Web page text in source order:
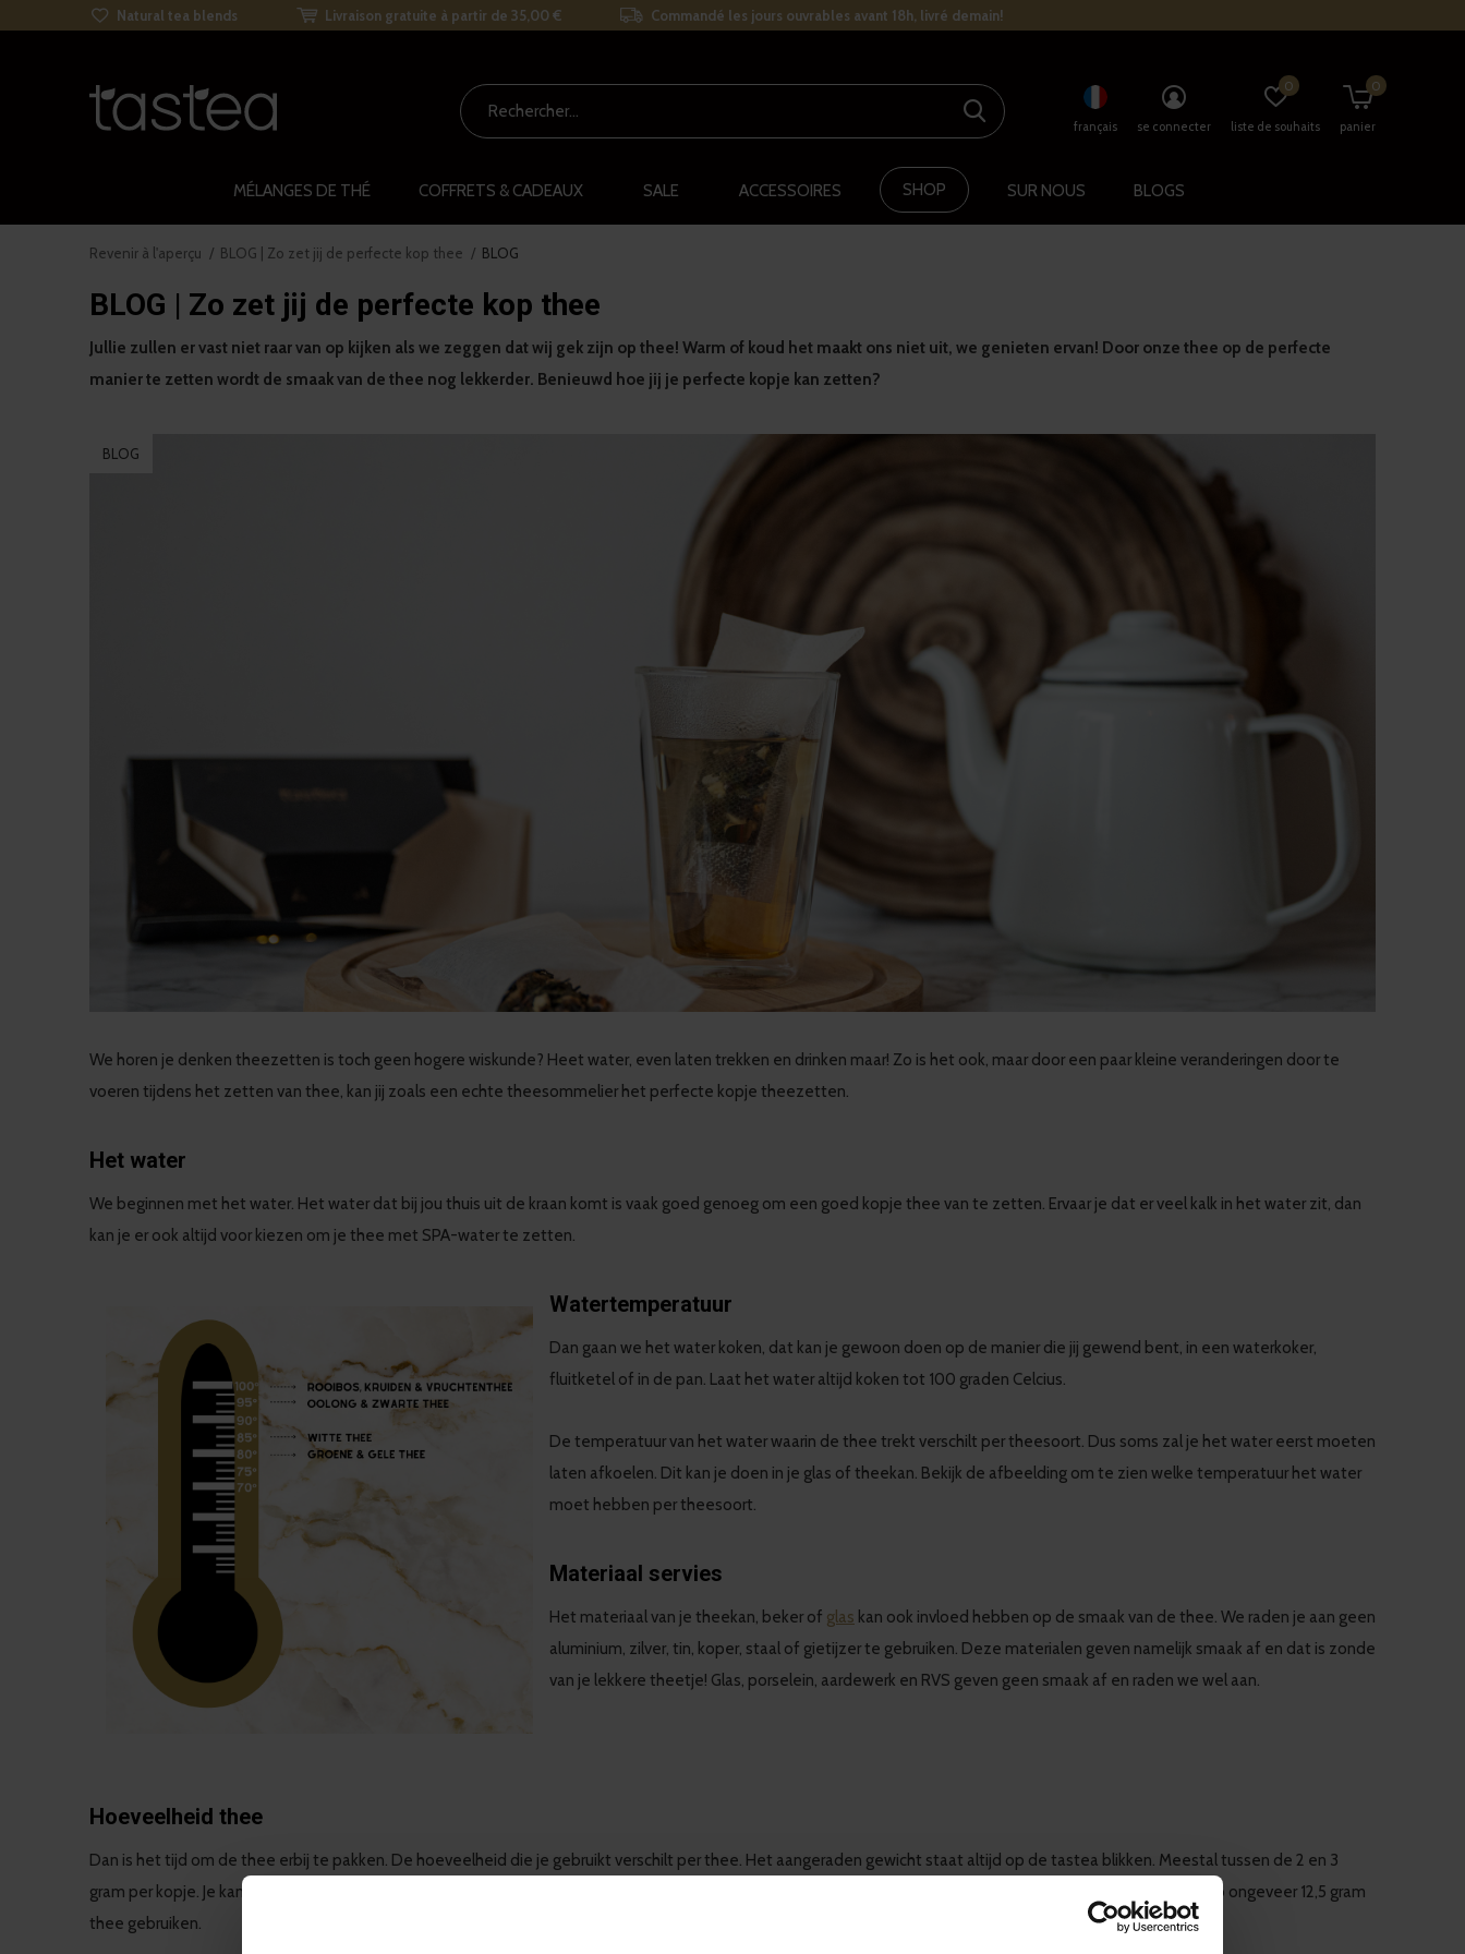
MÉLANGES DE THÉ COFFRETS & CADEAUX SALE ACCESSOIRES SHOP SUR NOUS BLOGS
français se connecter liste de souhaits
0
panier
0
Natural tea blends Livraison gratuite à partir de 35,00 € Commandé les jours ouvrables avant 18h, livré demain!
Revenir à l'aperçu BLOG | Zo zet jij de perfecte kop thee BLOG
BLOG | Zo zet jij de perfecte kop thee
Jullie zullen er vast niet raar van op kijken als we zeggen dat wij gek zijn op thee! Warm of koud het maakt ons niet uit, we genieten ervan! Door onze thee op de perfecte
manier te zetten wordt de smaak van de thee nog lekkerder. Benieuwd hoe jij je perfecte kopje kan zetten?
BLOG
We horen je denken theezetten is toch geen hogere wiskunde? Heet water, even laten trekken en drinken maar! Zo is het ook, maar door een paar kleine veranderingen door te
voeren tijdens het zetten van thee, kan jij zoals een echte theesommelier het perfecte kopje theezetten.
Het water
We beginnen met het water. Het water dat bij jou thuis uit de kraan komt is vaak goed genoeg om een goed kopje thee van te zetten. Ervaar je dat er veel kalk in het water zit, dan
kan je er ook altijd voor kiezen om je thee met SPA-water te zetten.
Watertemperatuur
Dan gaan we het water koken, dat kan je gewoon doen op de manier die jij gewend bent, in een waterkoker,
fluitketel of in de pan. Laat het water altijd koken tot 100 graden Celcius.
De temperatuur van het water waarin de thee trekt verschilt per theesoort. Dus soms zal je het water eerst moeten
laten afkoelen. Dit kan je doen in je glas of theekan. Bekijk de afbeelding om te zien welke temperatuur het water
moet hebben per theesoort.
Materiaal servies
Het materiaal van je theekan, beker of glas kan ook invloed hebben op de smaak van de thee. We raden je aan geen
aluminium, zilver, tin, koper, staal of gietijzer te gebruiken. Deze materialen geven namelijk smaak af en dat is zonde
van je lekkere theetje! Glas, porselein, aardewerk en RVS geven geen smaak af en raden we wel aan.
Hoeveelheid thee
Dan is het tijd om de thee erbij te pakken. De hoeveelheid die je gebruikt verschilt per thee. Het aangeraden gewicht staat altijd op de tastea blikken. Meestal tussen de 2 en 3
gram per kopje. Je kan je thee wegen met een weegschaal of een speciale theelepel. Voor een liter thee (dat perfect in onze
past) kan je het beste zo ongeveer 12,5 gram
thee gebruiken.